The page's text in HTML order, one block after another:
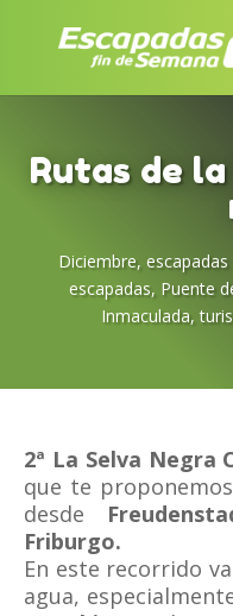
Rutas de
Diciembre,
escapadas, Puente
Inmaculada,
2ª La Selva Negra
que te
desde
Friburgo.
En este recorrido
agua,